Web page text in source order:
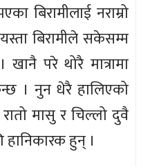
बिरामीलाई नराम्रो
बिरामीले सकेसम्म
परे थोरै मात्रामा
। नुन धेरै हालिएको
मासु र चिल्लो दुवै
हानिकारक हुन् ।